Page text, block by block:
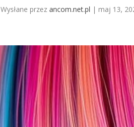
Wysłane przez ancom.net.pl | maj 13,